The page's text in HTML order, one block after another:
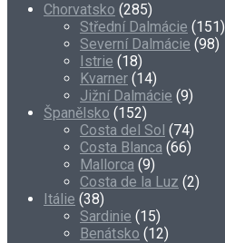
Chorvatsko (285)
Střední Dalmácie (151)
Severní Dalmácie (98)
Istrie (18)
Kvarner (14)
Jižní Dalmácie (9)
Španělsko (152)
Costa del Sol (74)
Costa Blanca (66)
Mallorca (9)
Costa de la Luz (2)
Itálie (38)
Sardinie (15)
Benátsko (12)